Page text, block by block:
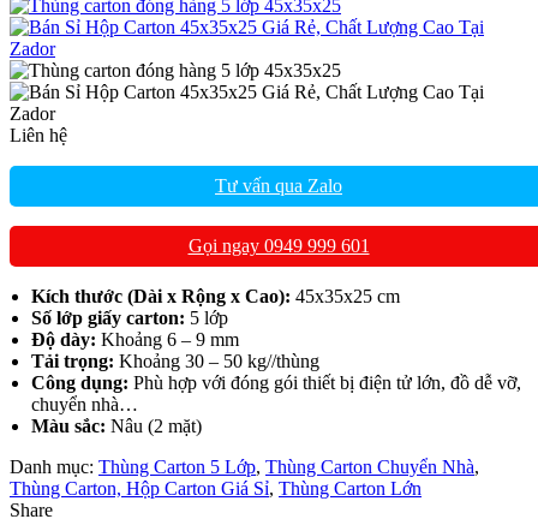
Liên hệ
Tư vấn qua Zalo
Gọi ngay 0949 999 601
Kích thước (Dài x Rộng x Cao): 45x35x25 cm
Số lớp giấy carton: 5 lớp
Độ dày: Khoảng 6 – 9 mm
Tải trọng: Khoảng 30 – 50 kg//thùng
Công dụng: Phù hợp với đóng gói thiết bị điện tử lớn, đồ dễ vỡ,
chuyển nhà…
Màu sắc: Nâu (2 mặt)​
Danh mục: Thùng Carton 5 Lớp, Thùng Carton Chuyển Nhà,
Thùng Carton, Hộp Carton Giá Sỉ, Thùng Carton Lớn
Share